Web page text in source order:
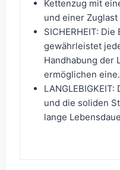
Kettenzug mit
und einer
SICHERHEIT:
gewährleistet
Handhabung der
ermöglichen
und die soliden
lange